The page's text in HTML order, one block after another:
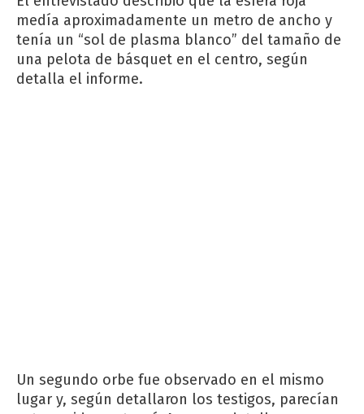
medía aproximadamente un metro de ancho y
tenía un “sol de plasma blanco” del tamaño de
una pelota de básquet en el centro, según
detalla el informe.
Un segundo orbe fue observado en el mismo
lugar y, según detallaron los testigos, parecían